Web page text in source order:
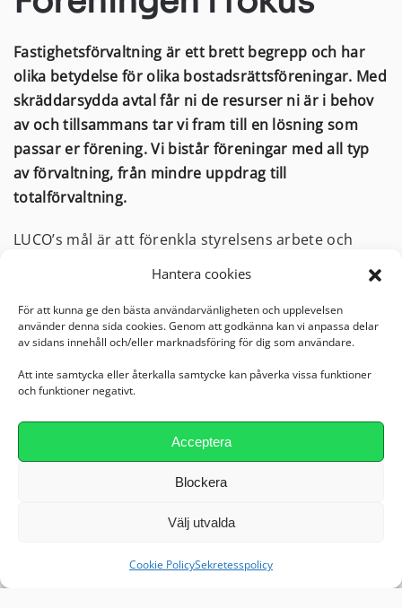
Hantera cookies
För att kunna ge den bästa användarvänligheten och upplevelsen
använder denna sida cookies. Genom att godkänna kan vi anpassa delar
av sidans innehåll och/eller marknadsföring för dig som användare.
Att inte samtycka eller återkalla samtycke kan påverka vissa funktioner
och funktioner negativt.
Acceptera
Blockera
Välj utvalda
Cookie PolicySekretesspolicy
Fastighetsförvaltning är ett brett begrepp och har
olika betydelse för olika bostadsrättsföreningar. Med
skräddarsydda avtal får ni de resurser ni är i behov
av och tillsammans tar vi fram till en lösning som
passar er förening. Vi bistår föreningar med all typ
av förvaltning, från mindre uppdrag till
totalförvaltning.
LUCO’s mål är att förenkla styrelsens arbete och
förädla fastigheten. Vi uppnår detta genom att:
Renodla föreningens organisation.
Ta fram en adekvat planering av kommande
fastighetsarbete och underhåll.
Sköta fastighetens löpande underhåll.
Vi handlar upp, leder och kontrollerar projekt.
För oss är den personliga servicen viktig och vi har
kompententa konsulter inom bygg- och
projektledning samt certifierade besiktningsmän
vi en trygghet i våra leveranser till er förening.